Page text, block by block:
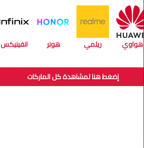
هواوي ريلمي هونر انفينيكس
إضغط هنا لمشاهدة كل الماركات